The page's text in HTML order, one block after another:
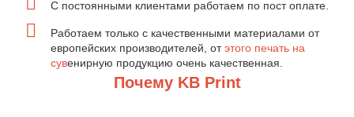
Почему KB Print
С постоянными клиентами работаем по пост оплате.
Работаем только с качественными материалами от
европейских производителей, отэтого печать на
сувенирную продукцию очень качественная.